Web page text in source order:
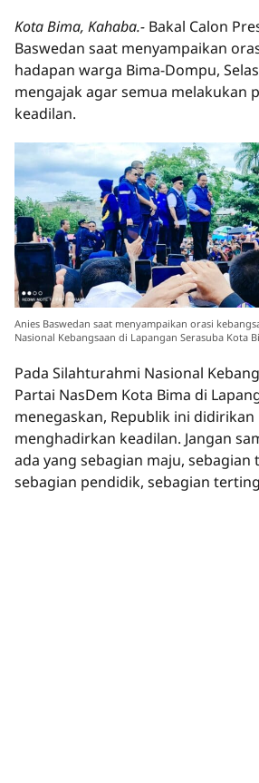
Kota Bima, Kahaba.- Bakal Calon
Baswedan saat menyampaikan
hadapan warga Bima-Dompu,
mengajak agar semua melakukan
keadilan.
Anies Baswedan saat menyampaikan orasi
Nasional Kebangsaan di Lapangan Serasuba Kota
Pada Silahturahmi Nasional
Partai NasDem Kota Bima di
menegaskan, Republik ini
menghadirkan keadilan. Jangan
ada yang sebagian maju, sebagian
sebagian pendidik, sebagian